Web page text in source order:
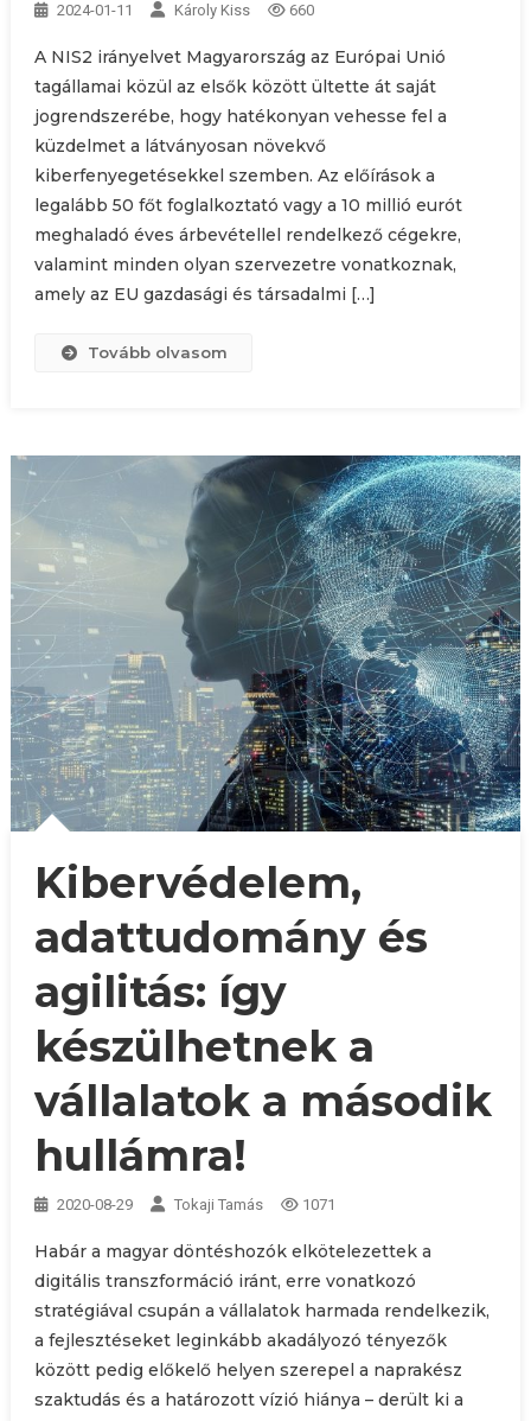
2024-01-11 Károly Kiss 660
A NIS2 irányelvet Magyarország az Európai Unió
tagállamai közül az elsők között ültette át saját
jogrendszerébe, hogy hatékonyan vehesse fel a
küzdelmet a látványosan növekvő
kiberfenyegetésekkel szemben. Az előírások a
legalább 50 főt foglalkoztató vagy a 10 millió eurót
meghaladó éves árbevétellel rendelkező cégekre,
valamint minden olyan szervezetre vonatkoznak,
amely az EU gazdasági és társadalmi […]
Tovább olvasom
Kibervédelem,
adattudomány és
agilitás: így
készülhetnek a
vállalatok a második
hullámra!
2020-08-29 Tokaji Tamás 1071
Habár a magyar döntéshozók elkötelezettek a
digitális transzformáció iránt, erre vonatkozó
stratégiával csupán a vállalatok harmada rendelkezik,
a fejlesztéseket leginkább akadályozó tényezők
között pedig előkelő helyen szerepel a naprakész
szaktudás és a határozott vízió hiánya – derült ki a